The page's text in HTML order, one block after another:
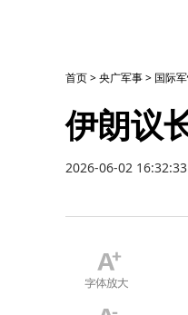
首页>央广军事> 国际
伊朗议
2026-06-02 16:32:33